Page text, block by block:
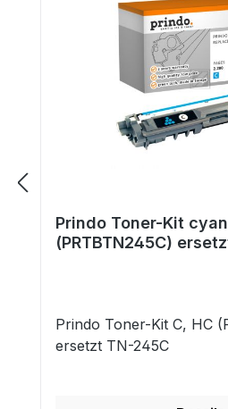
Prindo Toner-Kit
(PRTBTN245C)
Prindo Toner-Kit C, HC
ersetzt TN-245C